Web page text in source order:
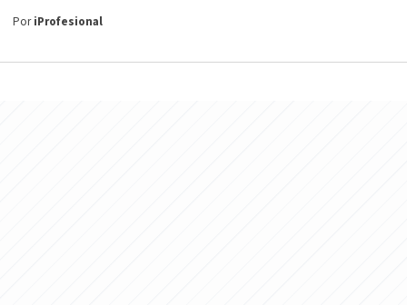
PoriProfesional